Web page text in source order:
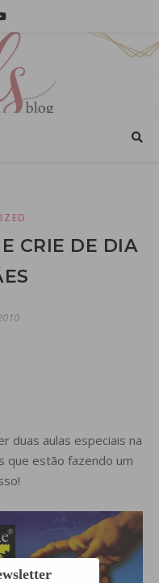
CRIE DE DIA
duas aulas especiais na
que estão fazendo um